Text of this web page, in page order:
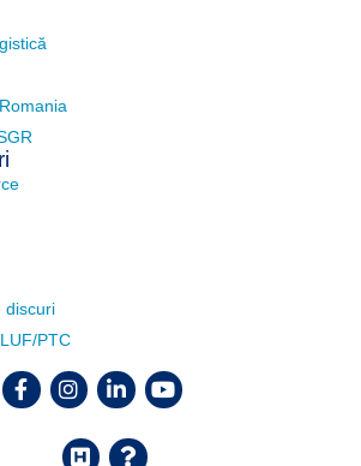
discuri
PTC
FacebookInstagramLinkedinYoutube
Helpdesk
FAQ